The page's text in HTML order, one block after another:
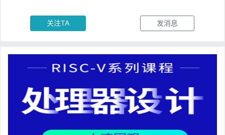
关注TA 发消息